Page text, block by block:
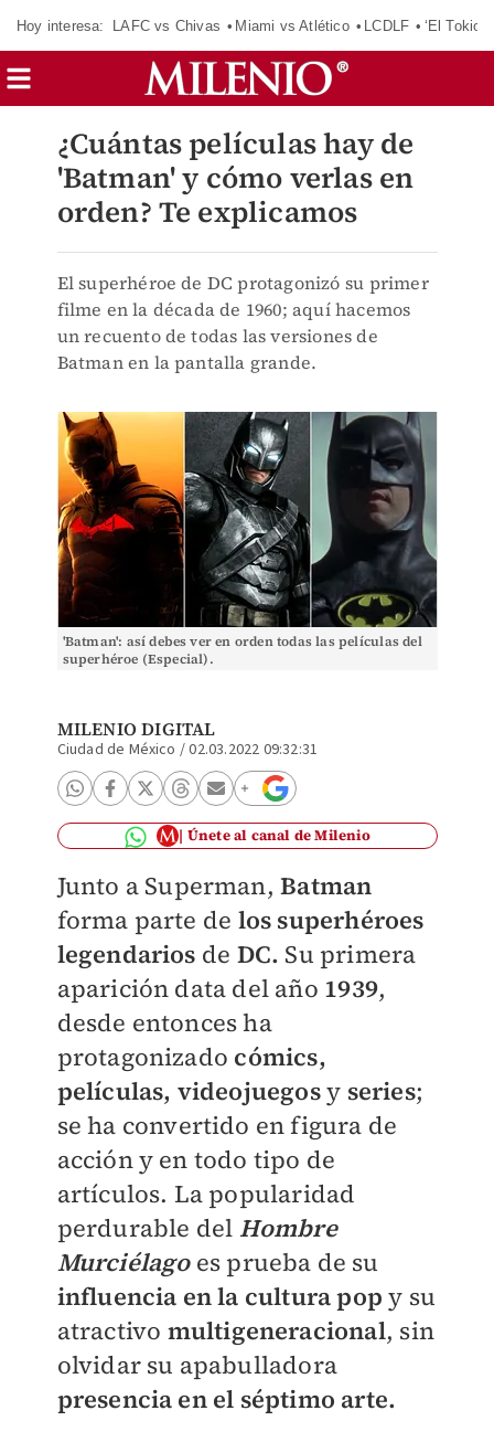
Hoy interesa: LAFC vs Chivas Miami vs Atlético LCDLF ‘El Tokio’
¿Cuántas películas hay de
'Batman' y cómo verlas en
orden? Te explicamos
El superhéroe de DC protagonizó su primer
filme en la década de 1960; aquí hacemos
un recuento de todas las versiones de
Batman en la pantalla grande.
'Batman': así debes ver en orden todas las películas del
superhéroe (Especial).
MILENIO DIGITAL
Ciudad de México /02.03.2022 09:32:31
Únete al canal de Milenio
Junto a Superman,Batman
forma parte de los superhéroes
legendarios de DC. Su primera
aparición data del año 1939,
desde entonces ha
protagonizado cómics,
películas, videojuegosy series;
se ha convertido en figura de
acción y en todo tipo de
artículos. La popularidad
perdurable del Hombre
Murciélagoes prueba de su
influencia en la cultura popy su
atractivo multigeneracional, sin
olvidar su apabulladora
presencia en el séptimo arte.